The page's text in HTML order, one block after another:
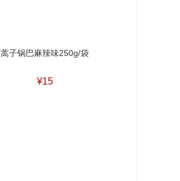
蒿子锅巴麻辣味250g/袋
¥15